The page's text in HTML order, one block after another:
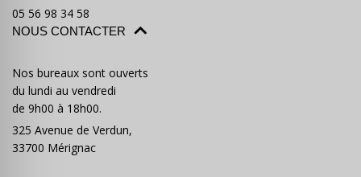
05 56 98 34 58
NOUS CONTACTER
Nos bureaux sont ouverts
du lundi au vendredi
de 9h00 à 18h00.
325 Avenue de Verdun,
33700 Mérignac